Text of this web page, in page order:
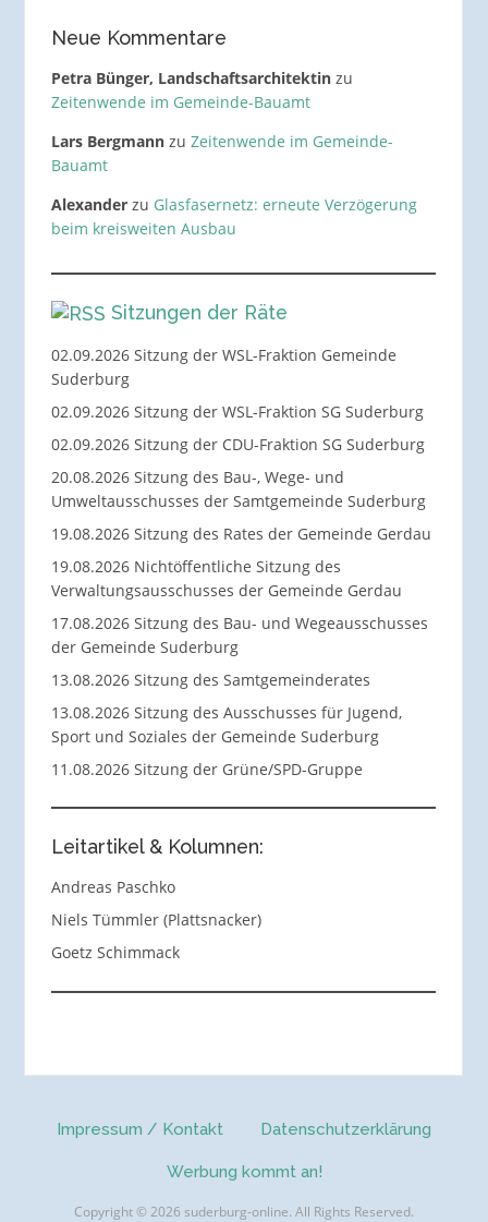
Neue Kommentare
Petra Bünger, Landschaftsarchitektinzu
Zeitenwende im Gemeinde-Bauamt
Lars Bergmannzu Zeitenwende im Gemeinde-
Bauamt
Alexanderzu Glasfasernetz: erneute Verzögerung
beim kreisweiten Ausbau
Sitzungen der Räte
02.09.2026 Sitzung der WSL-Fraktion Gemeinde
Suderburg
02.09.2026 Sitzung der WSL-Fraktion SG Suderburg
02.09.2026 Sitzung der CDU-Fraktion SG Suderburg
20.08.2026 Sitzung des Bau-, Wege- und
Umweltausschusses der Samtgemeinde Suderburg
19.08.2026 Sitzung des Rates der Gemeinde Gerdau
19.08.2026 Nichtöffentliche Sitzung des
Verwaltungsausschusses der Gemeinde Gerdau
17.08.2026 Sitzung des Bau- und Wegeausschusses
der Gemeinde Suderburg
13.08.2026 Sitzung des Samtgemeinderates
13.08.2026 Sitzung des Ausschusses für Jugend,
Sport und Soziales der Gemeinde Suderburg
11.08.2026 Sitzung der Grüne/SPD-Gruppe
Leitartikel & Kolumnen:
Andreas Paschko
Niels Tümmler (Plattsnacker)
Goetz Schimmack
Impressum / Kontakt Datenschutzerklärung
Werbung kommt an!
Copyright © 2026 suderburg-online. All Rights Reserved.